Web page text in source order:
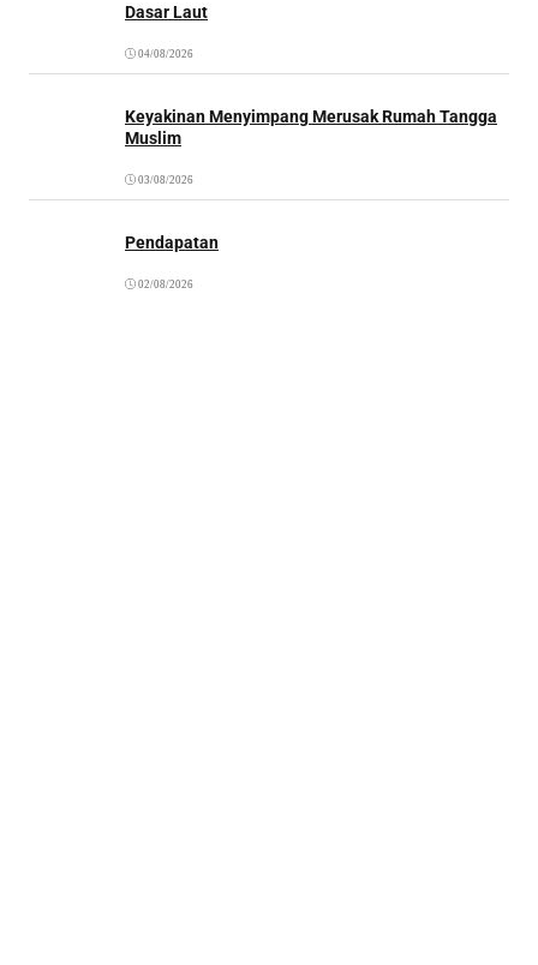
Dasar Laut
04/08/2026
Keyakinan Menyimpang Merusak Rumah Tangga
Muslim
03/08/2026
Pendapatan
02/08/2026